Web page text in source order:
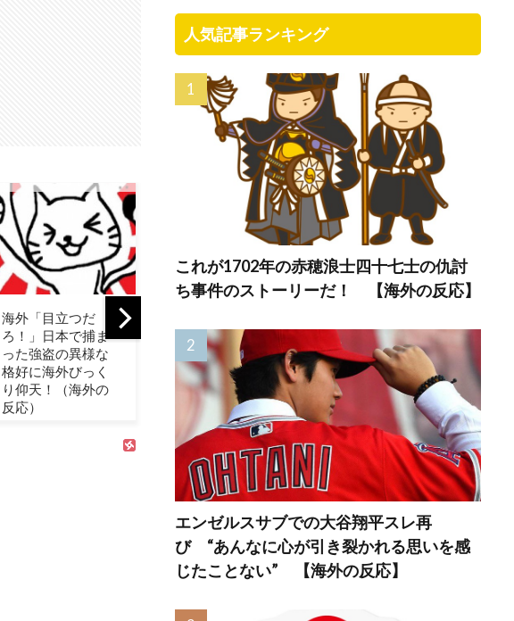
イチローがマリナ
ーズ主催のHRダー
ビーで見せた活躍
にMLBファン騒
然！←「一体いく
つなんだ！」（海
んマリナーズOBホ
ームランダービー
に登場しました
よ」
敗は信じられな
い」と現地ファン
も騒然！ドジャー
スまさかの長期低
迷にアンチは大喜
び、地区首位を巡
り賛否。【海外の
反応】
ホー
外の
人気記事ランキング
これが1702年の赤穂浪士四十七士の仇討
ち事件のストーリーだ！ 【海外の反応】
エンゼルスサブでの大谷翔平スレ再
び “あんなに心が引き裂かれる思いを感
じたことない” 【海外の反応】